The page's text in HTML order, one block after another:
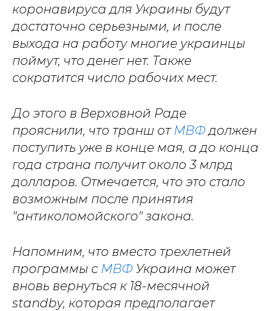
коронавируса для Украины будут
достаточно серьезными, и после
выхода на работу многие украинцы
поймут, что денег нет. Также
сократится число рабочих мест.
До этого в Верховной Раде
прояснили, что транш от МВФ должен
поступить уже в конце мая, а до конца
года страна получит около 3 млрд
долларов. Отмечается, что это стало
возможным после принятия
"антиколомойского" закона.
Напомним, что вместо трехлетней
программы с МВФ Украина может
вновь вернуться к 18-месячной
standby, которая предполагает